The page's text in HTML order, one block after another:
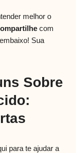
melhor o
com
Sua
Sobre
para te ajudar a